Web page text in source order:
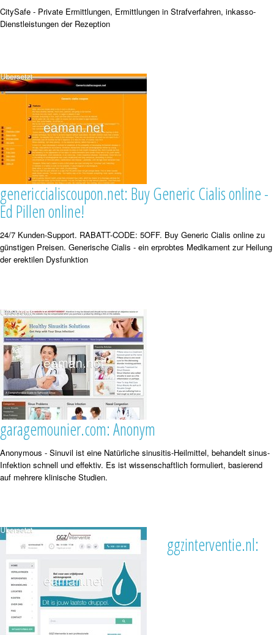
CitySafe - Private Ermittlungen, Ermittlungen in Strafverfahren, inkasso-
Dienstleistungen der Rezeption
genericcialiscoupon.net: Buy Generic Cialis online -
Ed Pillen online!
24/7 Kunden-Support. RABATT-CODE: 5OFF. Buy Generic Cialis online zu
günstigen Preisen. Generische Cialis - ein erprobtes Medikament zur Heilung
der erektilen Dysfunktion
garagemounier.com: Anonym
Anonymous - Sinuvil ist eine Natürliche sinusitis-Heilmittel, behandelt sinus-
Infektion schnell und effektiv. Es ist wissenschaftlich formuliert, basierend
auf mehrere klinische Studien.
ggzinterventie.nl: